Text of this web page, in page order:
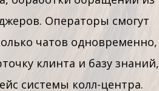
Операторы смогут
чатов одновременно,
клинта и базу знаний,
системы колл-центра.